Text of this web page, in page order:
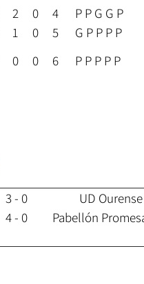
2 0 4
P P G G P
1 0 5
G P P P P
0 0 6 P P P P P
3 - 0
UD Ourense
4 - 0 Pabellón